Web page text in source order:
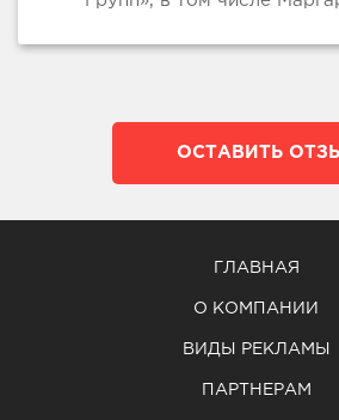
ОСТАВИТЬ
ГЛАВНАЯ
О КОМПАНИИ
ВИДЫ РЕКЛАМЫ
ПАРТНЕРАМ